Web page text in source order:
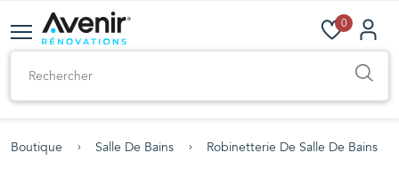
0
Boutique Salle De Bains Robinetterie De Salle De Bains